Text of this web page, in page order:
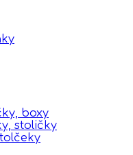
boxy
stoličky